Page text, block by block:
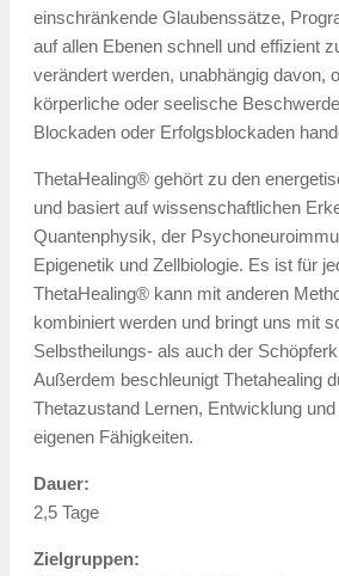
einschränkende Glaubenssätze,
auf allen Ebenen schnell und effizient
verändert werden, unabhängig davon,
körperliche oder seelische
Blockaden oder Erfolgsblockaden
ThetaHealing® gehört zu den
und basiert auf wissenschaftlichen
Quantenphysik, der
Epigenetik und Zellbiologie. Es ist für
ThetaHealing® kann mit anderen
kombiniert werden und bringt uns mit
Selbstheilungs- als auch der
Außerdem beschleunigt Thetahealing
Thetazustand Lernen, Entwicklung
eigenen Fähigkeiten.
Dauer:
2,5 Tage
Zielgruppen: